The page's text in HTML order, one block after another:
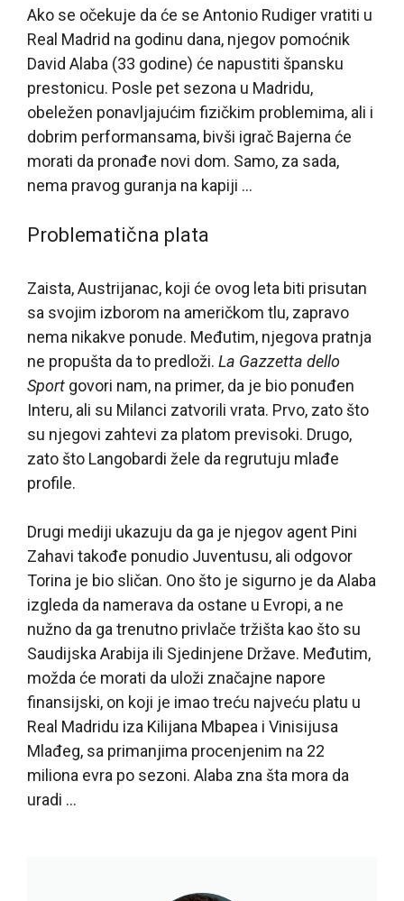
Ako se očekuje da će se Antonio Rudiger vratiti u
Real Madrid na godinu dana, njegov pomoćnik
David Alaba (33 godine) će napustiti špansku
prestonicu. Posle pet sezona u Madridu,
obeležen ponavljajućim fizičkim problemima, ali i
dobrim performansama, bivši igrač Bajerna će
morati da pronađe novi dom. Samo, za sada,
nema pravog guranja na kapiji …
Problematična plata
Zaista, Austrijanac, koji će ovog leta biti prisutan
sa svojim izborom na američkom tlu, zapravo
nema nikakve ponude. Međutim, njegova pratnja
ne propušta da to predloži. La Gazzetta dello
Sport govori nam, na primer, da je bio ponuđen
Interu, ali su Milanci zatvorili vrata. Prvo, zato što
su njegovi zahtevi za platom previsoki. Drugo,
zato što Langobardi žele da regrutuju mlađe
profile.
Drugi mediji ukazuju da ga je njegov agent Pini
Zahavi takođe ponudio Juventusu, ali odgovor
Torina je bio sličan. Ono što je sigurno je da Alaba
izgleda da namerava da ostane u Evropi, a ne
nužno da ga trenutno privlače tržišta kao što su
Saudijska Arabija ili Sjedinjene Države. Međutim,
možda će morati da uloži značajne napore
finansijski, on koji je imao treću najveću platu u
Real Madridu iza Kilijana Mbapea i Vinisijusa
Mlađeg, sa primanjima procenjenim na 22
miliona evra po sezoni. Alaba zna šta mora da
uradi …